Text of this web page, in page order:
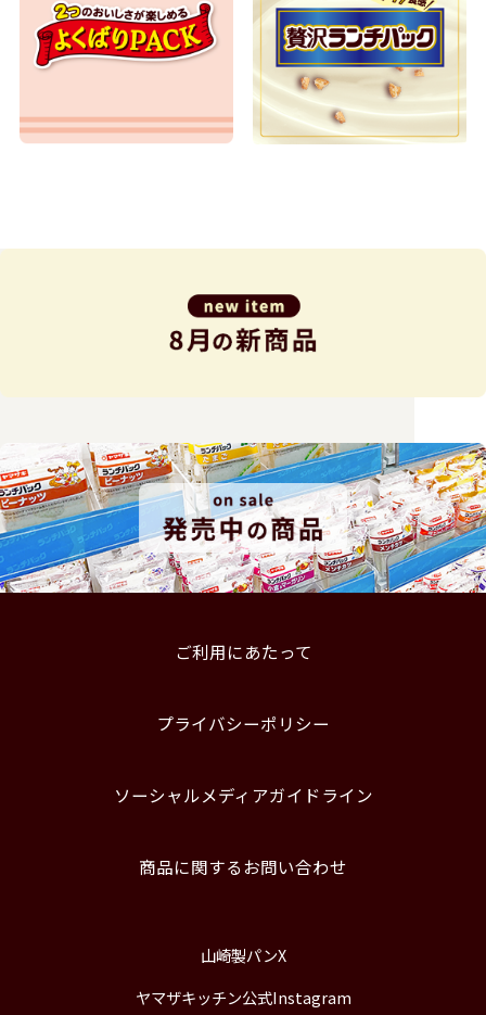
ご利用にあたって
プライバシーポリシー
ソーシャルメディアガイドライン
商品に関するお問い合わせ
山崎製パンX
ヤマザキッチン公式Instagram